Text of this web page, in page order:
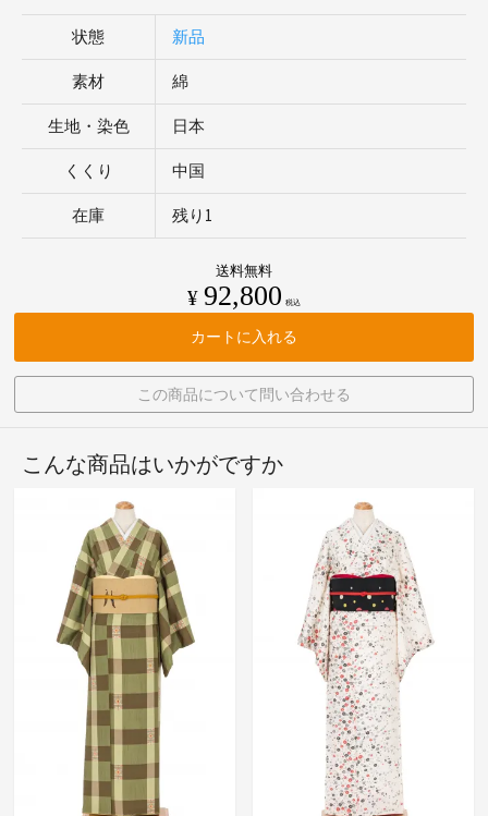
状態 新品
素材 綿
生地・染色 日本
くくり 中国
在庫 残り1
送料無料
¥ 92,800 税込
カートに入れる
この商品について問い合わせる
こんな商品はいかがですか